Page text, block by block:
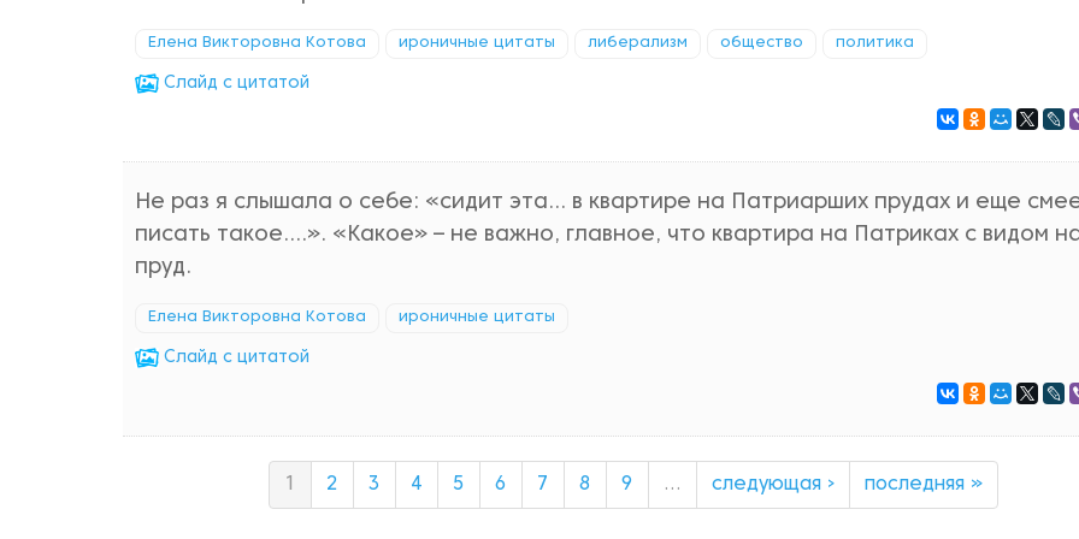
Елена Викторовна Котова ироничные цитаты либерализм общество политика
Cлайд с цитатой
Не раз я слышала о себе: «сидит эта… в квартире на Патриарших прудах и еще
писать такое….». «Какое» – не важно, главное, что квартира на Патриках с видом
пруд.
Елена Викторовна Котова ироничные цитаты
Cлайд с цитатой
2 3 4 5 6 7 8 9 … следующая › последняя »